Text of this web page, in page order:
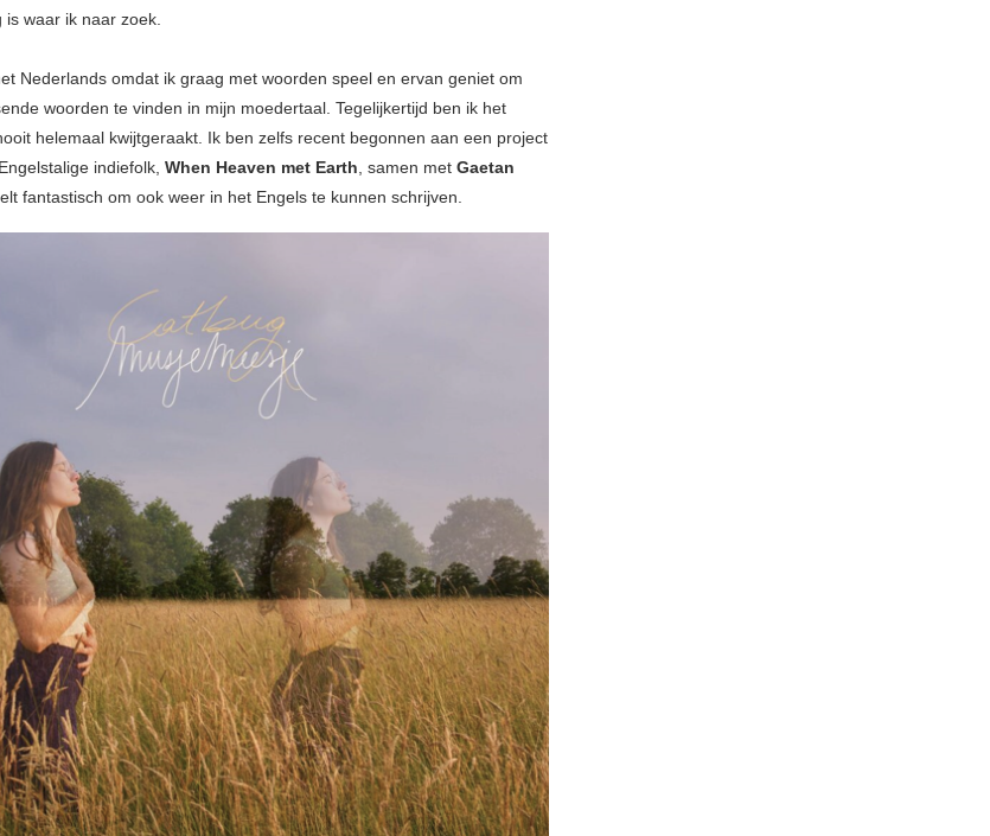
waar ik naar zoek.
Nederlands omdat ik graag met woorden speel en ervan geniet om
woorden te vinden in mijn moedertaal. Tegelijkertijd ben ik het
helemaal kwijtgeraakt. Ik ben zelfs recent begonnen aan een project
indiefolk, When Heaven met Earth , samen met Gaetan
fantastisch om ook weer in het Engels te kunnen schrijven.